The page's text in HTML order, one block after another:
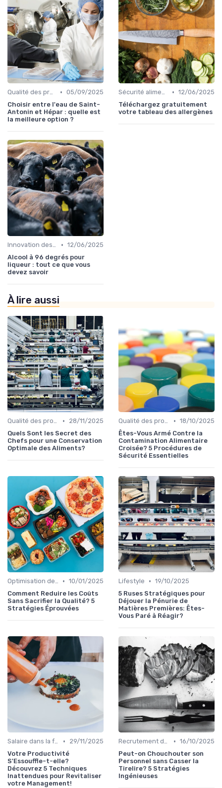
Qualité des produits • 05/09/2025
Choisir entre l'eau de Saint-
Antonin et Hépar : quelle est
la meilleure option ?
Sécurité alimentaire • 12/06/2025
Téléchargez gratuitement
votre tableau des allergènes
Innovation des recettes • 12/06/2025
Alcool à 96 degrés pour
liqueur : tout ce que vous
devez savoir
À lire aussi
Qualité des produits •
28/11/2025
Quels Sont les Secret des
Chefs pour une Conservation
Optimale des Aliments?
Qualité des produits • 18/10/2025
Êtes-Vous Armé Contre la
Contamination Alimentaire
Croisée? 5 Procédures de
Sécurité Essentielles
Optimisation des coûts • 10/01/2025
Comment Reduire les Coûts
Sans Sacrifier la Qualité? 5
Stratégies Éprouvées
Lifestyle • 19/10/2025
5 Ruses Stratégiques pour
Déjouer la Pénurie de
Matières Premières: Êtes-
Vous Paré à Réagir?
Salaire dans la food •
29/11/2025
Votre Productivité
S'Essouffle-t-elle?
Découvrez 5 Techniques
Inattendues pour Revitaliser
votre Management!
Recrutement dans la food • 16/10/2025
Peut-on Chouchouter son
Personnel sans Casser la
Tirelire? 5 Stratégies
Ingénieuses